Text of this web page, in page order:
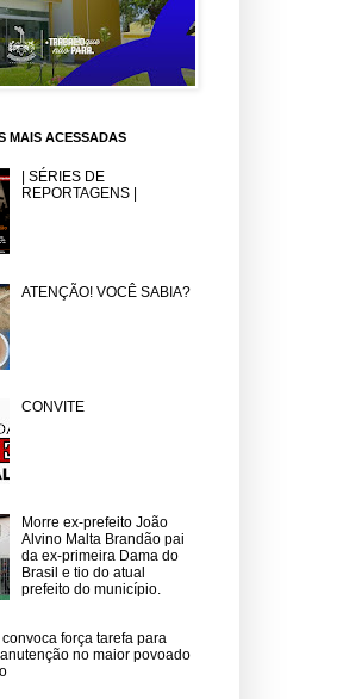
MAIS ACESSADAS
| SÉRIES DE
REPORTAGENS |
ATENÇÃO! VOCÊ SABIA?
CONVITE
Morre ex-prefeito João
Alvino Malta Brandão pai
da ex-primeira Dama do
Brasil e tio do atual
prefeito do município.
força tarefa para
no maior povoado